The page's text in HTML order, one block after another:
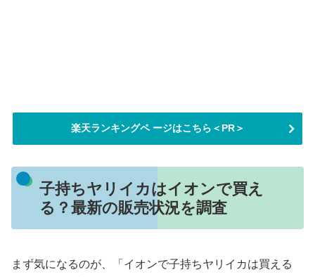
楽天ランキングペ ージはこちら＜PR＞
子持ちヤリイカはイオンで買え
る？最新の販売状況を調査
まず気になるのが、「イオンで子持ちヤリイカは買える